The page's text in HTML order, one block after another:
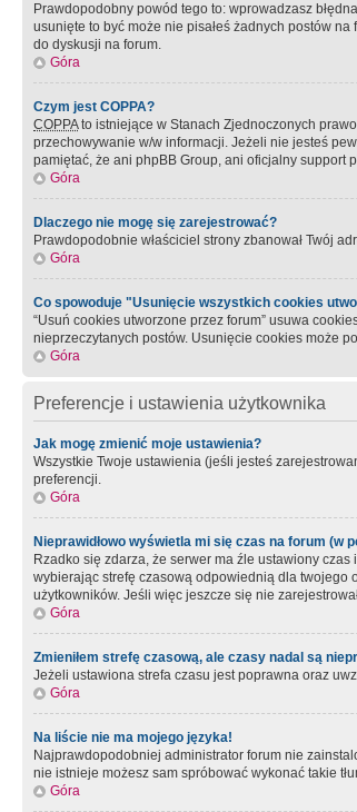
Prawdopodobny powód tego to: wprowadzasz
usunięte to być może nie pisałeś żadnych postów
do dyskusji na forum.
Góra
Czym jest COPPA?
COPPAto istniejące w Stanach Zjednoczonych
przechowywanie w/w informacji. Jeżeli nie jesteś
pamiętać, że ani phpBB Group, ani oficjalny support
Góra
Dlaczego nie mogę się zarejestrować?
Prawdopodobnie właściciel strony zbanował Twój
Góra
Co spowoduje "Usunięcie wszystkich cookies
“Usuń cookies utworzone przez forum” usuwa
nieprzeczytanych postów. Usunięcie cookies może
Góra
Preferencje i ustawienia użytkownika
Jak mogę zmienić moje ustawienia?
Wszystkie Twoje ustawienia (jeśli jesteś
preferencji.
Góra
Nieprawidłowo wyświetla mi się czas na forum (w
Rzadko się zdarza, że serwer ma źle ustawiony
wybierając strefę czasową odpowiednią dla twojego
użytkowników. Jeśli więc jeszcze się nie
Góra
Zmieniłem strefę czasową, ale czasy nadal są
Jeżeli ustawiona strefa czasu jest poprawna oraz
Góra
Na liście nie ma mojego języka!
Najprawdopodobniej administrator forum nie
nie istnieje możesz sam spróbować wykonać takie
Góra